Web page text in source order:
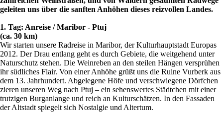
geleiten uns über die sanften Anhöhen dieses reizvollen Landes.
1. Tag: Anreise / Maribor - Ptuj
(ca. 30 km)
Wir starten unsere Radreise in Maribor, der Kulturhauptstadt Europas
2012. Der Drau entlang geht es durch Gebiete, die weitgehend unter
Naturschutz stehen. Die Weinreben an den steilen Hängen versprühen
ihr südliches Flair. Von einer Anhöhe grüßt uns die Ruine Vurberk aus
dem 13. Jahrhundert. Abgelegene Höfe und verschwiegene Dörfchen
zieren unseren Weg nach Ptuj – ein sehenswertes Städtchen mit einer
trutzigen Burganlange und reich an Kulturschätzen. In den Fassaden
der Altstadt spiegelt sich Nostalgie und Altertum.